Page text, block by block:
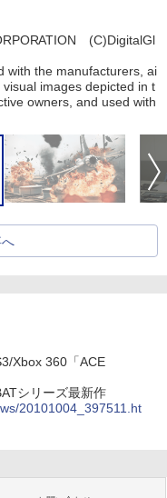
(C)DigitalGl
with the manufacturers, ai
images depicted in t
owners, and used with
Xbox 360「ACE
シリーズ最新作
20101004_397511.ht